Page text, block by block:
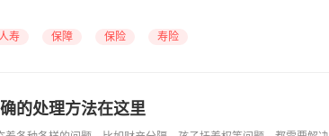
寿 保障 保险 寿险
的处理方法在这里